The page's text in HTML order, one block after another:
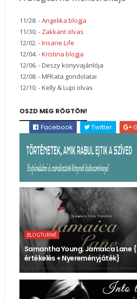
11/28. -Angelika blogja
11/30. - Zakkant olvas
12/02. -Insane Life
12/04. -Kristina blogja
12/06. - Deszy könyvajánlója
12/08. - MFKata gondolatai
12/10. - Kelly & Lupi olvas
OSZD MEG RÖGTÖN!
Facebook
Twitter
BLOGTURNÉ
Samantha Young: Jamaica Lane
értékelés + Nyereményjáték}